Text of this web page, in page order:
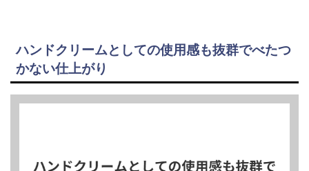
ハンドクリームとしての使用感も抜群でべたつ
かない仕上がり